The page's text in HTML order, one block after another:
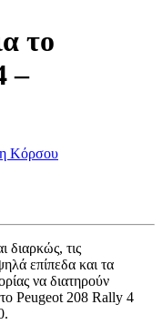
το
–
Κόρσου
διαρκώς, τις
επίπεδα και τα
να διατηρούν
Peugeot 208 Rally 4